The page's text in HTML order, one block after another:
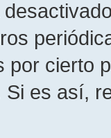
por cierto
es así,